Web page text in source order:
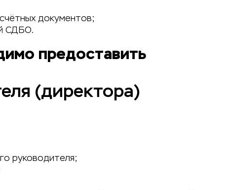
документов;
СДБО.
предоставить
(директора)
руководителя;